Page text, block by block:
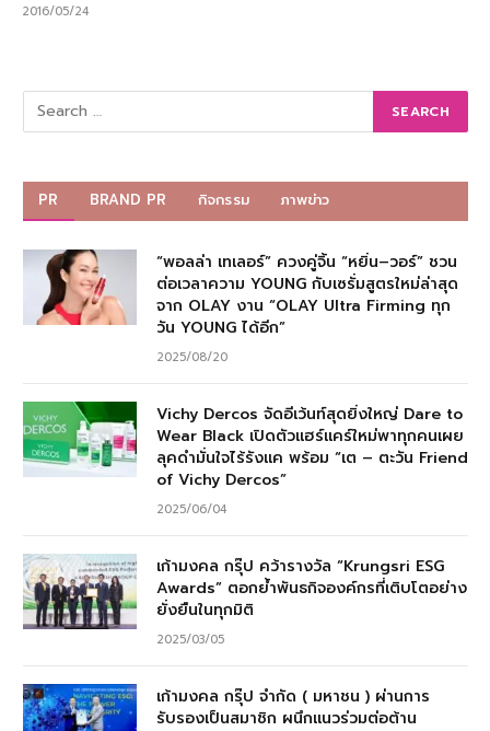
2016/05/24
PR BRAND PR กิจกรรม ภาพข่าว
“พอลล่า เทเลอร์” ควงคู่จิ้น “หยิ่น–วอร์” ชวน
ต่อเวลาความ YOUNG กับเซรั่มสูตรใหม่ล่าสุด
จาก OLAY งาน “OLAY Ultra Firming ทุก
วัน YOUNG ได้อีก”
2025/08/20
Vichy Dercos จัดอีเว้นท์สุดยิ่งใหญ่ Dare to
Wear Black เปิดตัวแฮร์แคร์ใหม่พาทุกคนเผย
ลุคดำมั่นใจไร้รังแค พร้อม “เต – ตะวัน Friend
of Vichy Dercos”
2025/06/04
เก้ามงคล กรุ๊ป คว้ารางวัล “Krungsri ESG
Awards” ตอกย้ำพันธกิจองค์กรที่เติบโตอย่าง
ยั่งยืนในทุกมิติ
2025/03/05
เก้ามงคล กรุ๊ป จำกัด ( มหาชน ) ผ่านการ
รับรองเป็นสมาชิก ผนึกแนวร่วมต่อต้าน